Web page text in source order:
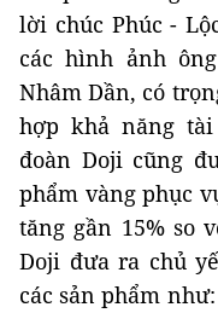
lời chúc Phúc -
các hình ảnh
Nhâm Dần, có
hợp khả năng
đoàn Doji cũng
phẩm vàng phục
tăng gần 15% so
Doji đưa ra chủ
các sản phẩm